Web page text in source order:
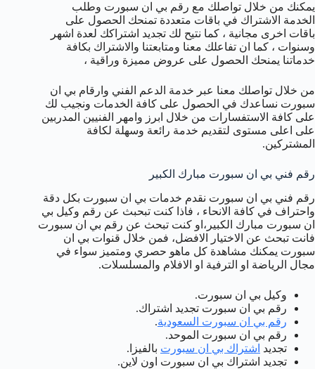
يمكنك من خلال تواصلك مع رقم بي ان سبورت وطلب
الخدمة الاشتراك في باقات متعددة تمنحك الحصول على
باقات اخرى مجانية ، كما نتيح لك تجديد اشتراكك لعدة اشهر
وسنوات ، كما ان تفاعلك معنا ومتابعتنا والاشتراك بكافة
خدماتنا يمنحك الحصول على عروض مميزة وراقية ،
من خلال تواصلك معنا عبر خدمة الدعم الفني وارقام بي ان
سبورت نساعدك في الحصول على كافة الخدمات ونجيب لك
على كافة الاستفسارات من خلال ابرز وامهر الفنيين المدربين
على اعلى مستوى لتقديم خدمة رائعة وسهلة لكافة
المشتركين.
رقم فني بي ان سبورت مبارك الكبير
رقم فني بي ان سبورت نقدم خدمات بي ان سبورت بكل دقة
واحتراف في كافة الانحاء ، فاذا كنت تبحبث عن رقم وكيل بي
ان سبورت مبارك الكبير،او كنت تبحث عن رقم بي ان سبورت
فانت تبحث عن الاختيار الافضل، فمن خلال قنوات بي ان
سبورت يمكنك مشاهدة كل ماهو حصري ومتميز سواء في
مجال الرياضة او الترفية او الافلام والمسلسلات.
وكيل بي ان سبورت.
رقم بي ان سبورت تجديد اشتراك.
رقم بي ان سبورت السعودية.
رقم بي ان سبورت الموحد.
تجديد اشتراك بي ان سبورت بالفيزا.
تجديد اشتراك بي ان سبورت اون لاين.